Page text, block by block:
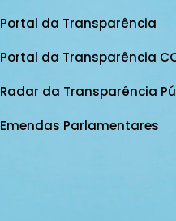
Portal da Transparência
Portal da Transparência
Radar da Transparência
Emendas Parlamentares